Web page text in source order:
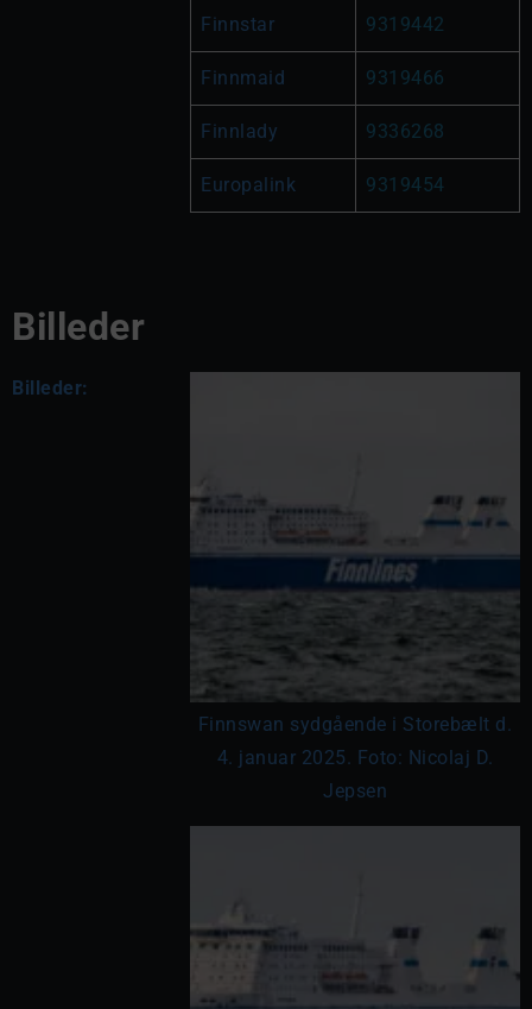
Finnstar 9319442
Finnmaid 9319466
Finnlady 9336268
Europalink 9319454
Billeder
Billeder:
Finnswan sydgående i Storebælt d.
4. januar 2025. Foto: Nicolaj D.
Jepsen